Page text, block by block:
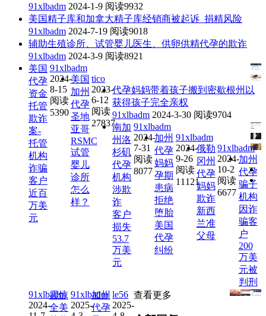
91xlbadm 2024-1-9 阅读9932
美国精子库和加拿大精子库经销商被起诉_捐精风险
91xlbadm 2024-7-19 阅读9018
辅助生殖诊所、试管婴儿医生、供卵供精代孕的欺诈
91xlbadm 2024-3-9 阅读8921
美国
代孕
资金
托管
欺诈
案-
托管
机构
诈骗
客户
近百
万美
元
91xlbadm
2024-
8-15
阅读
5390
美国
加州
代孕
圣地
亚哥
RSMC
试管
婴儿
诊所
怎么
样？
tico
2023-
6-12
阅读
27837
代孕妈妈带着孩子搬到密歇根州以
获得孩子完全亲权
91xlbadm 2024-3-30 阅读9704
南加
州洛
杉矶
代孕
机构
涉欺
诈
客户
损失
53.7
万美
元
91xlbadm
2024-
7-31
阅读
8077
加州
代孕
妈妈
孕期
患病
拒绝
堕胎
美国
代孕
纠纷
91xlbadm
2024-
9-26
阅读
11121
俄勒
冈州
代孕
妈妈
欺诈
新西
兰准
父母
91xlbadm
2024-
10-2
阅读
6677
加州
代孕
骗子
机构
因诈
骗客
户
200
万美
元被
判刑
91xlbadm
2024-
震惊
全美
91xlbadm
2025-
加州
代孕
le56
2025-
查看更多